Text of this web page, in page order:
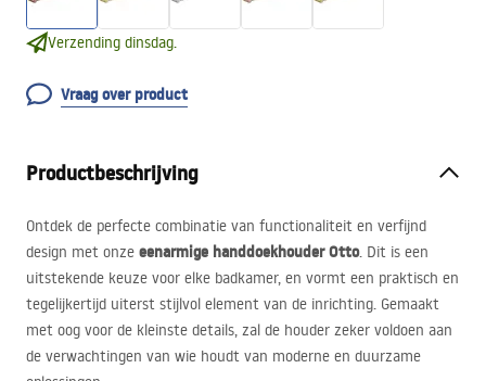
Verzending dinsdag.
Vraag over product
Productbeschrijving
Ontdek de perfecte combinatie van functionaliteit en verfijnd
design met onze eenarmige handdoekhouder Otto. Dit is een
uitstekende keuze voor elke badkamer, en vormt een praktisch en
tegelijkertijd uiterst stijlvol element van de inrichting. Gemaakt
met oog voor de kleinste details, zal de houder zeker voldoen aan
de verwachtingen van wie houdt van moderne en duurzame